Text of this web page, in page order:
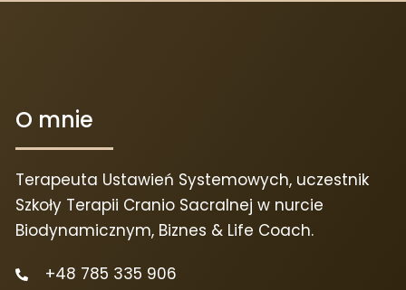
O mnie
Terapeuta Ustawień Systemowych, uczestnik
Szkoły Terapii Cranio Sacralnej w nurcie
Biodynamicznym, Biznes & Life Coach.
+48 785 335 906